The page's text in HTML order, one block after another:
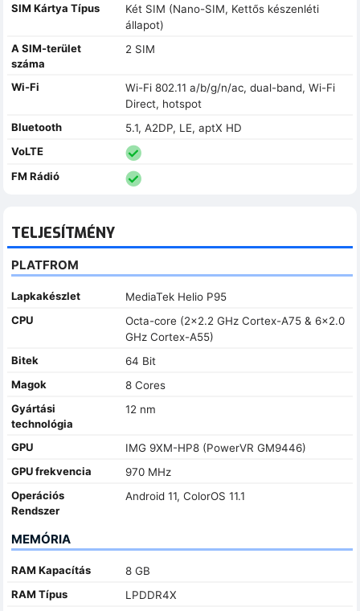
SIM Kártya Típus
Két SIM (Nano-SIM, Kettős készenléti
állapot)
A SIM-terület
száma
2 SIM
Wi-Fi
Wi-Fi 802.11 a/b/g/n/ac, dual-band, Wi-Fi
Direct, hotspot
Bluetooth
5.1, A2DP, LE, aptX HD
VoLTE
FM Rádió
TELJESÍTMÉNY
PLATFROM
Lapkakészlet
MediaTek Helio P95
CPU
Octa-core (2x2.2 GHz Cortex-A75 & 6x2.0
GHz Cortex-A55)
Bitek
64 Bit
Magok
8 Cores
Gyártási
technológia
12 nm
GPU
IMG 9XM-HP8 (PowerVR GM9446)
GPU frekvencia
970 MHz
Operációs
Rendszer
Android 11, ColorOS 11.1
MEMÓRIA
RAM Kapacítás
8 GB
RAM Típus
LPDDR4X